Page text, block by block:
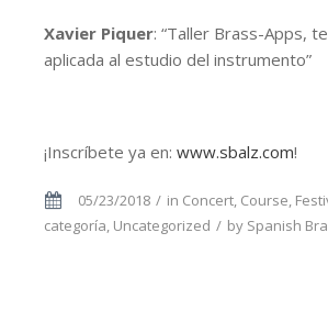
Xavier Piquer: “Taller Brass-Apps,
aplicada al estudio del instrumento”
¡Inscríbete ya en: www.sbalz.com!
05/23/2018 in Concert, Course,
categoría, Uncategorized by Spanish